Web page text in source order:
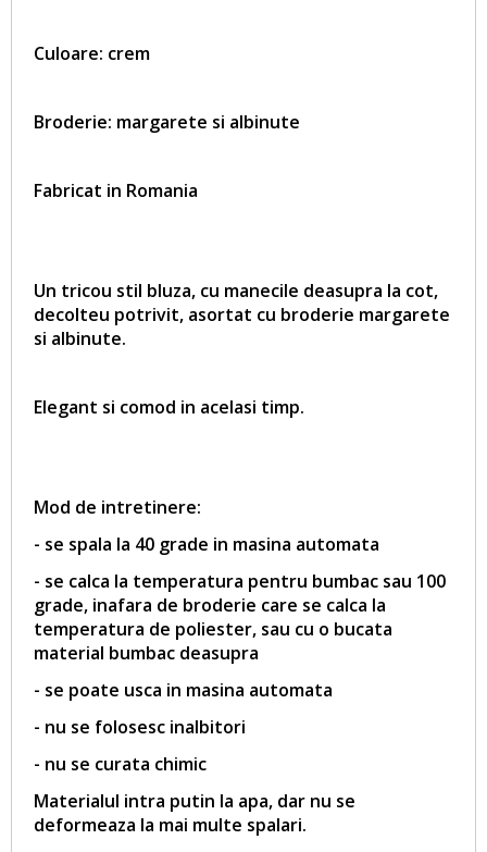
Culoare: crem
Broderie: margarete si albinute
Fabricat in Romania
Un tricou stil bluza, cu manecile deasupra la cot,
decolteu potrivit, asortat cu broderie margarete
si albinute.
Elegant si comod in acelasi timp.
Mod de intretinere:
- se spala la 40 grade in masina automata
- se calca la temperatura pentru bumbac sau 100
grade, inafara de broderie care se calca la
temperatura de poliester, sau cu o bucata
material bumbac deasupra
- se poate usca in masina automata
- nu se folosesc inalbitori
- nu se curata chimic
Materialul intra putin la apa, dar nu se
deformeaza la mai multe spalari.